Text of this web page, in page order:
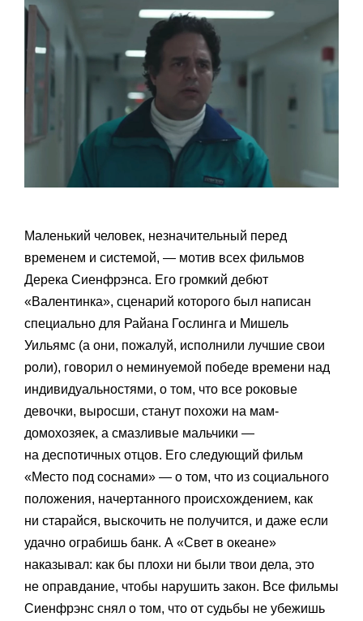
Маленький человек, незначительный перед
временем и системой, — мотив всех фильмов
Дерека Сиенфрэнса. Его громкий дебют
«Валентинка», сценарий которого был написан
специально для Райана Гослинга и Мишель
Уильямс (а они, пожалуй, исполнили лучшие свои
роли), говорил о неминуемой победе времени над
индивидуальностями, о том, что все роковые
девочки, выросши, станут похожи на мам-
домохозяек, а смазливые мальчики —
на деспотичных отцов. Его следующий фильм
«Место под соснами» — о том, что из социального
положения, начертанного происхождением, как
ни старайся, выскочить не получится, и даже если
удачно ограбишь банк. А «Свет в океане»
наказывал: как бы плохи ни были твои дела, это
не оправдание, чтобы нарушить закон. Все фильмы
Сиенфрэнс снял о том, что от судьбы не убежишь